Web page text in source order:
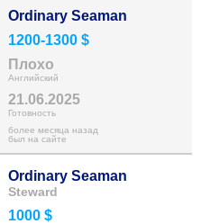
Ordinary Seaman
1200-1300 $
Плохо
Английский
21.06.2025
Готовность
более месяца назад
был на сайте
Ordinary Seaman
Steward
1000 $